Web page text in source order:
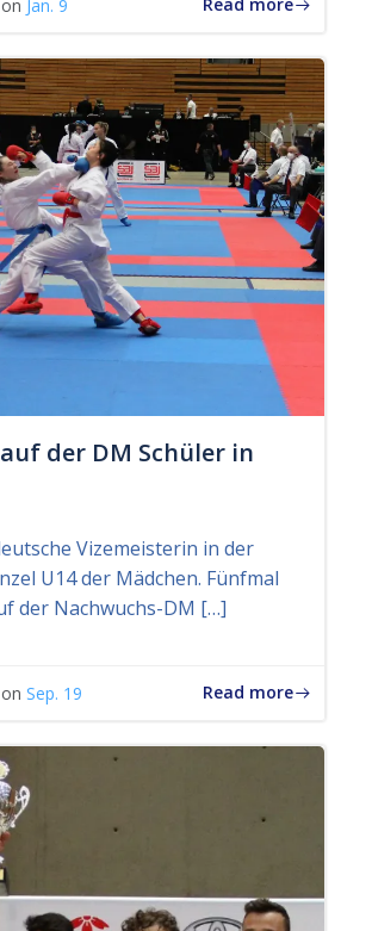
on Jan. 9 Read more
der DM Schüler in
Vizemeisterin in der
U14 der Mädchen. Fünfmal
der Nachwuchs-DM […]
on Sep. 19 Read more